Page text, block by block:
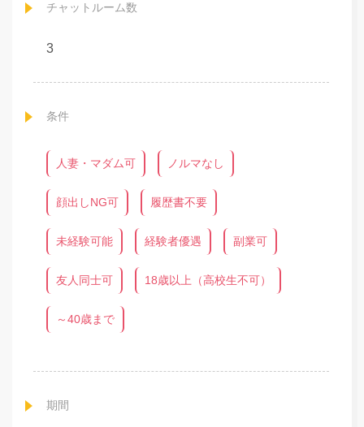
チャットルーム数
3
条件
人妻・マダム可 ノルマなし
顔出しNG可 履歴書不要
未経験可能 経験者優遇 副業可
友人同士可 18歳以上（高校生不可）
～40歳まで
期間